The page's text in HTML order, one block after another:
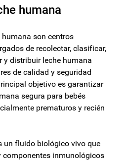
humana
son centros
de recolectar, clasificar,
y distribuir leche humana
de calidad y seguridad
objetivo es garantizar
segura para bebés
prematuros y recién
un fluido biológico vivo que
componentes inmunológicos